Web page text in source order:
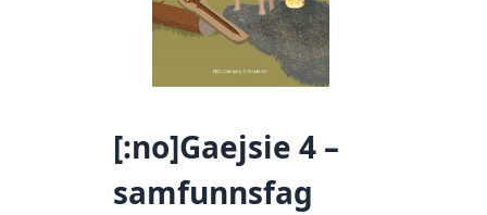
[:no]Gaejsie 4 –
samfunnsfag